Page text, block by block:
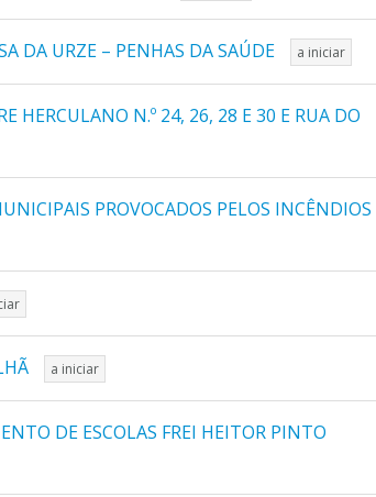
DA URZE – PENHAS DA SAÚDE a iniciar
HERCULANO N.º 24, 26, 28 E 30 E RUA DO
PROVOCADOS PELOS INCÊNDIOS
a iniciar
DE ESCOLAS FREI HEITOR PINTO